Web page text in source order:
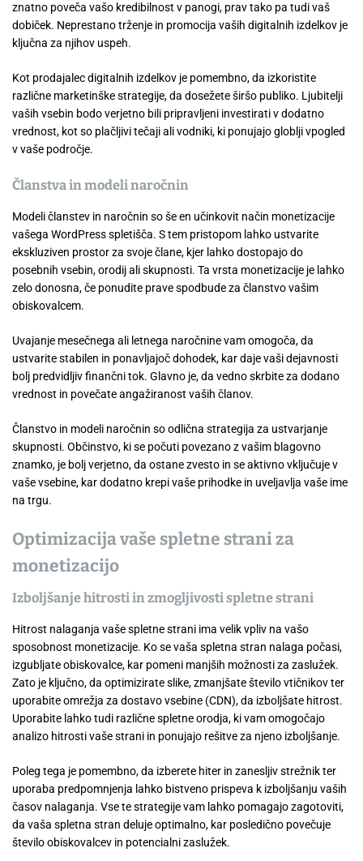
znatno poveča vašo kredibilnost v panogi, prav tako pa tudi vaš
dobiček. Neprestano trženje in promocija vaših digitalnih izdelkov je
ključna za njihov uspeh.
Kot prodajalec digitalnih izdelkov je pomembno, da izkoristite
različne marketinške strategije, da dosežete širšo publiko. Ljubitelji
vaših vsebin bodo verjetno bili pripravljeni investirati v dodatno
vrednost, kot so plačljivi tečaji ali vodniki, ki ponujajo globlji vpogled
v vaše področje.
Članstva in modeli naročnin
Modeli članstev in naročnin so še en učinkovit način monetizacije
vašega WordPress spletišča. S tem pristopom lahko ustvarite
ekskluziven prostor za svoje člane, kjer lahko dostopajo do
posebnih vsebin, orodij ali skupnosti. Ta vrsta monetizacije je lahko
zelo donosna, če ponudite prave spodbude za članstvo vašim
obiskovalcem.
Uvajanje mesečnega ali letnega naročnine vam omogoča, da
ustvarite stabilen in ponavljajoč dohodek, kar daje vaši dejavnosti
bolj predvidljiv finančni tok. Glavno je, da vedno skrbite za dodano
vrednost in povečate angažiranost vaših članov.
Članstvo in modeli naročnin so odlična strategija za ustvarjanje
skupnosti. Občinstvo, ki se počuti povezano z vašim blagovno
znamko, je bolj verjetno, da ostane zvesto in se aktivno vključuje v
vaše vsebine, kar dodatno krepi vaše prihodke in uveljavlja vaše ime
na trgu.
Optimizacija vaše spletne strani za
monetizacijo
Izboljšanje hitrosti in zmogljivosti spletne strani
Hitrost nalaganja vaše spletne strani ima velik vpliv na vašo
sposobnost monetizacije. Ko se vaša spletna stran nalaga počasi,
izgubljate obiskovalce, kar pomeni manjših možnosti za zaslužek.
Zato je ključno, da optimizirate slike, zmanjšate število vtičnikov ter
uporabite omrežja za dostavo vsebine (CDN), da izboljšate hitrost.
Uporabite lahko tudi različne spletne orodja, ki vam omogočajo
analizo hitrosti vaše strani in ponujajo rešitve za njeno izboljšanje.
Poleg tega je pomembno, da izberete hiter in zanesljiv strežnik ter
uporaba predpomnjenja lahko bistveno prispeva k izboljšanju vaših
časov nalaganja. Vse te strategije vam lahko pomagajo zagotoviti,
da vaša spletna stran deluje optimalno, kar posledično povečuje
število obiskovalcev in potencialni zaslužek.